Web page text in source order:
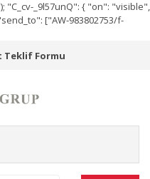
"C_cv-_9l57unQ": { "on": "visible",
["AW-983802753/f-
Teklif Formu